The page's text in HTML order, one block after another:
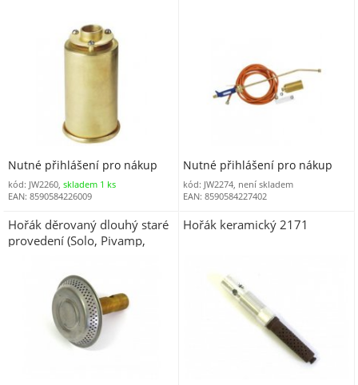
Nutné přihlášení pro nákup
kód: JW2260, skladem 1 ks
EAN: 8590584226009
Nutné přihlášení pro nákup
kód: JW2274, není skladem
EAN: 8590584227402
Hořák děrovaný dlouhý staré
provedení (Solo, Pivamp,
Hořák keramický 2171